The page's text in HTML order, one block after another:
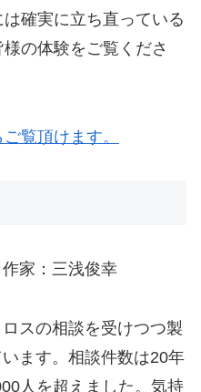
確実に立ち直っている
の体験をご覧くださ
覧頂けます。
家：三浅俊幸
スの相談を受けつつ製
ます。相談件数は20年
人を超えました。気持